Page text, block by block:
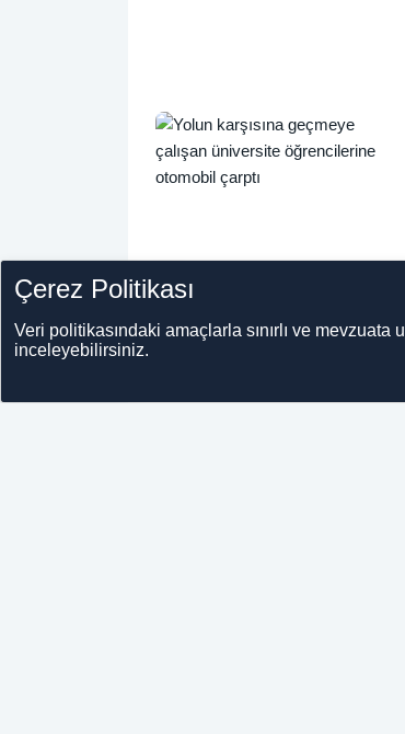
Çerez Politikası
Veri politikasındaki amaçlarla sınırlı ve
inceleyebilirsiniz.